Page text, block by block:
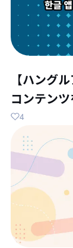
【ハング
コンテン
4